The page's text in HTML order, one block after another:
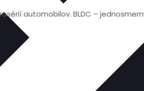
automobilov. BLDC –